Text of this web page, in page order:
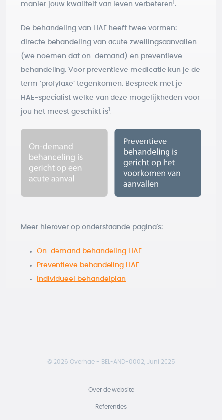
manier jouw kwaliteit van leven verbeteren .
De behandeling van HAE heeft twee vormen:
directe behandeling van acute zwellingsaanvallen
(we noemen dat on-demand) en preventieve
behandeling. Voor preventieve medicatie kun je de
term ‘profylaxe’ tegenkomen. Bespreek met je
HAE-specialist welke van deze mogelijkheden voor
jou het meest geschikt is .
Meer hierover op onderstaande pagina's:
On-demand behandeling HAE
Preventieve behandeling HAE
Individueel behandelplan
© 2026 Overhae - BEL-AND-0002, Juni 2025
BE Footer
Over de website
Referenties